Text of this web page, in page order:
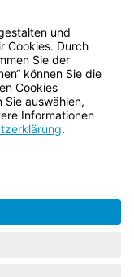
zur Vermeidung
Englisch durch